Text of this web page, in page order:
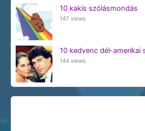
10 kakis szólásmondás
147 views
10 kedvenc dél-amerikai
144 views